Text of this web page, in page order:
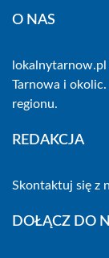
O NAS
Tarnowa i
regionu.
REDAKCJA
Skontaktuj się z
DOŁĄCZ DO